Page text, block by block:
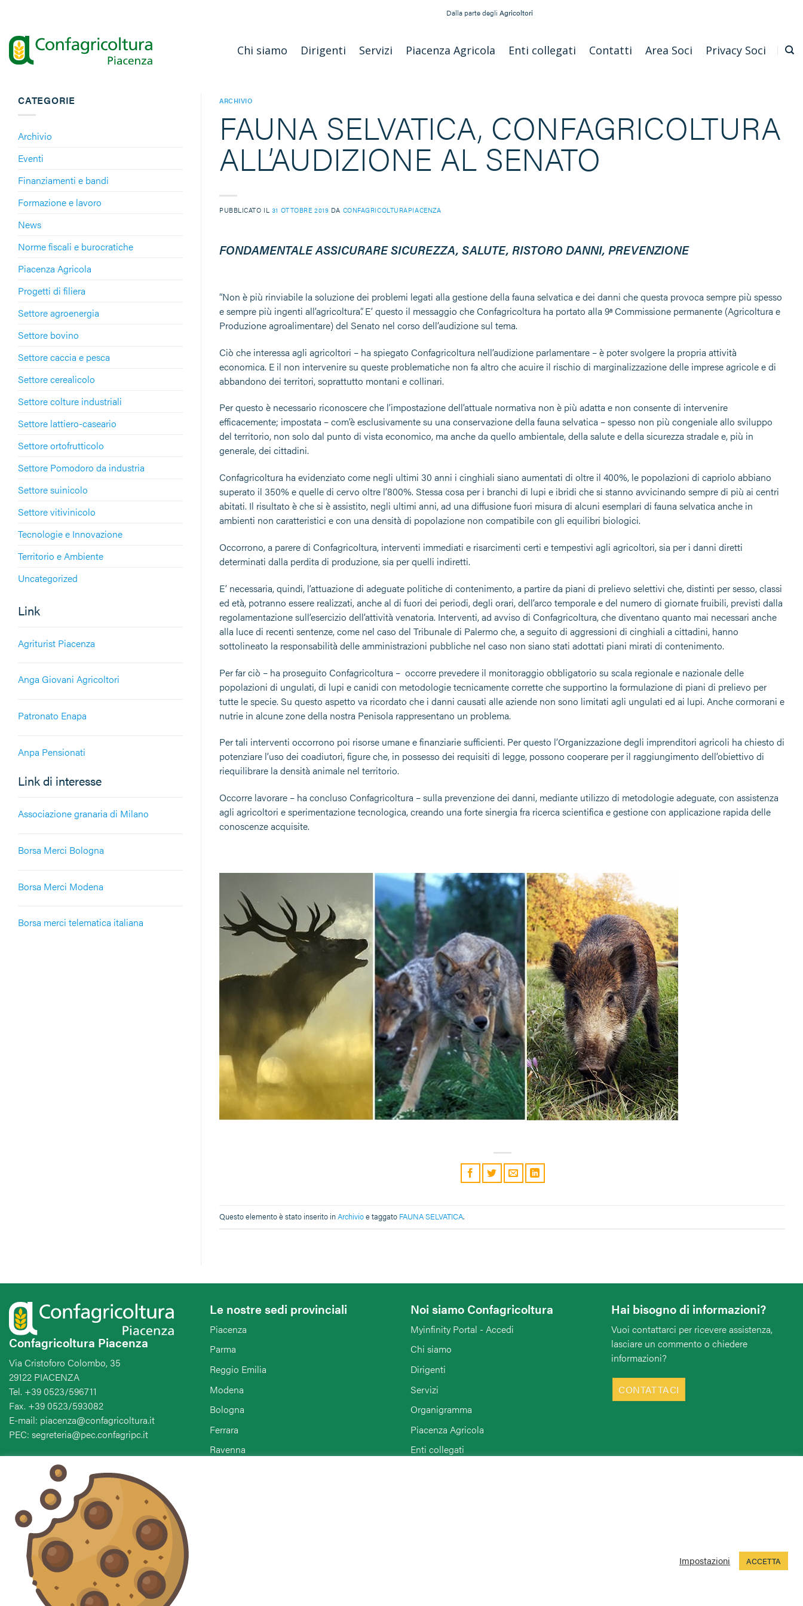
contenuti
Dalla parte degli Agricoltori
Chi siamo Dirigenti Servizi Piacenza Agricola Enti collegati Contatti Area Soci Privacy Soci
CATEGORIE
Archivio
Eventi
Finanziamenti e bandi
Formazione e lavoro
News
Norme fiscali e burocratiche
Piacenza Agricola
Progetti di filiera
Settore agroenergia
Settore bovino
Settore caccia e pesca
Settore cerealicolo
Settore colture industriali
Settore lattiero-caseario
Settore ortofrutticolo
Settore Pomodoro da industria
Settore suinicolo
Settore vitivinicolo
Tecnologie e Innovazione
Territorio e Ambiente
Uncategorized
Link
Agriturist Piacenza
Anga Giovani Agricoltori
Patronato Enapa
Anpa Pensionati
Link di interesse
Associazione granaria di Milano
Borsa Merci Bologna
Borsa Merci Modena
Borsa merci telematica italiana
ARCHIVIO
FAUNA SELVATICA, CONFAGRICOLTURA
ALL’AUDIZIONE AL SENATO
PUBBLICATO IL 31 OTTOBRE 2019 DA CONFAGRICOLTURAPIACENZA
FONDAMENTALE ASSICURARE SICUREZZA, SALUTE, RISTORO DANNI, PREVENZIONE
“Non è più rinviabile la soluzione dei problemi legati alla gestione della fauna selvatica e dei danni che questa provoca sempre più spesso
e sempre più ingenti all’agricoltura”. E’ questo il messaggio che Confagricoltura ha portato alla 9ª Commissione permanente (Agricoltura e
Produzione agroalimentare) del Senato nel corso dell’audizione sul tema.
Ciò che interessa agli agricoltori – ha spiegato Confagricoltura nell’audizione parlamentare – è poter svolgere la propria attività
economica. E il non intervenire su queste problematiche non fa altro che acuire il rischio di marginalizzazione delle imprese agricole e di
abbandono dei territori, soprattutto montani e collinari.
Per questo è necessario riconoscere che l’impostazione dell’attuale normativa non è più adatta e non consente di intervenire
efficacemente; impostata – com’è esclusivamente su una conservazione della fauna selvatica – spesso non più congeniale allo sviluppo
del territorio, non solo dal punto di vista economico, ma anche da quello ambientale, della salute e della sicurezza stradale e, più in
generale, dei cittadini.
Confagricoltura ha evidenziato come negli ultimi 30 anni i cinghiali siano aumentati di oltre il 400%, le popolazioni di capriolo abbiano
superato il 350% e quelle di cervo oltre l’800%. Stessa cosa per i branchi di lupi e ibridi che si stanno avvicinando sempre di più ai centri
abitati. Il risultato è che si è assistito, negli ultimi anni, ad una diffusione fuori misura di alcuni esemplari di fauna selvatica anche in
ambienti non caratteristici e con una densità di popolazione non compatibile con gli equilibri biologici.
Occorrono, a parere di Confagricoltura, interventi immediati e risarcimenti certi e tempestivi agli agricoltori, sia per i danni diretti
determinati dalla perdita di produzione, sia per quelli indiretti.
E’ necessaria, quindi, l’attuazione di adeguate politiche di contenimento, a partire da piani di prelievo selettivi che, distinti per sesso, classi
ed età, potranno essere realizzati, anche al di fuori dei periodi, degli orari, dell’arco temporale e del numero di giornate fruibili, previsti dalla
regolamentazione sull’esercizio dell’attività venatoria. Interventi, ad avviso di Confagricoltura, che diventano quanto mai necessari anche
alla luce di recenti sentenze, come nel caso del Tribunale di Palermo che, a seguito di aggressioni di cinghiali a cittadini, hanno
sottolineato la responsabilità delle amministrazioni pubbliche nel caso non siano stati adottati piani mirati di contenimento.
Per far ciò – ha proseguito Confagricoltura – occorre prevedere il monitoraggio obbligatorio su scala regionale e nazionale delle
popolazioni di ungulati, di lupi e canidi con metodologie tecnicamente corrette che supportino la formulazione di piani di prelievo per
tutte le specie. Su questo aspetto va ricordato che i danni causati alle aziende non sono limitati agli ungulati ed ai lupi. Anche cormorani e
nutrie in alcune zone della nostra Penisola rappresentano un problema.
Per tali interventi occorrono poi risorse umane e finanziarie sufficienti. Per questo l’Organizzazione degli imprenditori agricoli ha chiesto di
potenziare l’uso dei coadiutori, figure che, in possesso dei requisiti di legge, possono cooperare per il raggiungimento dell’obiettivo di
riequilibrare la densità animale nel territorio.
Occorre lavorare – ha concluso Confagricoltura – sulla prevenzione dei danni, mediante utilizzo di metodologie adeguate, con assistenza
agli agricoltori e sperimentazione tecnologica, creando una forte sinergia fra ricerca scientifica e gestione con applicazione rapida delle
conoscenze acquisite.
Questo elemento è stato inserito inArchivioe taggato FAUNA SELVATICA.
Confagricoltura Piacenza
Via Cristoforo Colombo, 35
29122 PIACENZA
Tel. +39 0523/596711
Fax. +39 0523/593082
E-mail: piacenza@confagricoltura.it
PEC: segreteria@pec.confagripc.it
Le nostre sedi provinciali
Piacenza
Parma
Reggio Emilia
Modena
Bologna
Ferrara
Ravenna
Noi siamo Confagricoltura
Myinfinity Portal - Accedi
Chi siamo
Dirigenti
Servizi
Organigramma
Piacenza Agricola
Enti collegati
Hai bisogno di informazioni?
Vuoi contattarci per ricevere assistenza,
lasciare un commento o chiedere
informazioni?
CONTATTACI
Seguici sui social
Impostazioni ACCETTA